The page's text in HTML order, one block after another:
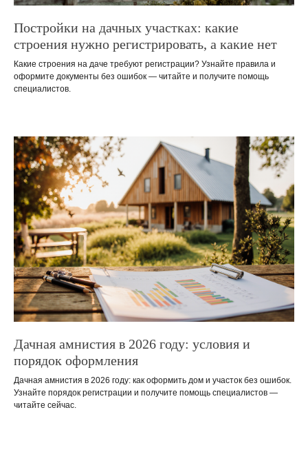
Постройки на дачных участках: какие
строения нужно регистрировать, а какие нет
Какие строения на даче требуют регистрации? Узнайте правила и
оформите документы без ошибок — читайте и получите помощь
специалистов.
Дачная амнистия в 2026 году: условия и
порядок оформления
Дачная амнистия в 2026 году: как оформить дом и участок без ошибок.
Узнайте порядок регистрации и получите помощь специалистов —
читайте сейчас.